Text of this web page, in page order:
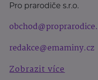
Pro prarodiče s.r.o.
redakce@emaminy.cz
Zobrazit více